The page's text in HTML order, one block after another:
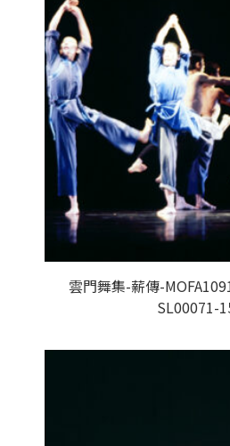
雲門舞集-薪傳-
SL00071-